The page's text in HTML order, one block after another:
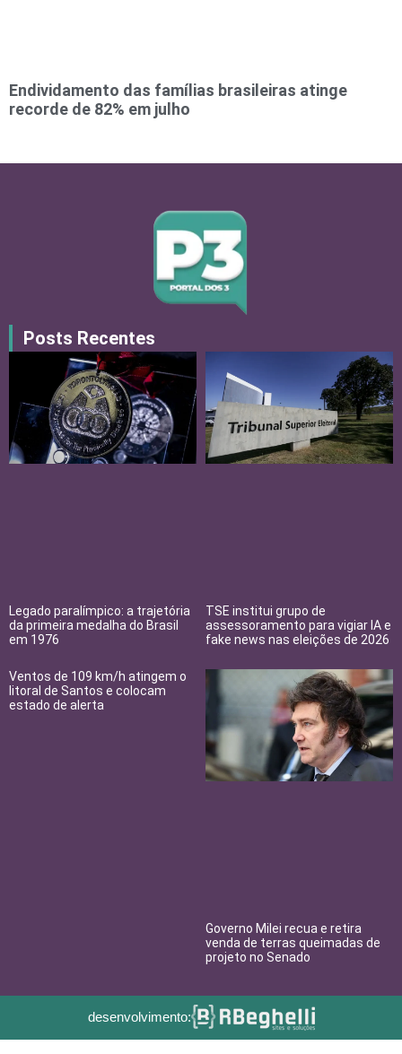
Endividamento das famílias brasileiras atinge
recorde de 82% em julho
Posts Recentes
Legado paralímpico: a trajetória
da primeira medalha do Brasil
em 1976
TSE institui grupo de
assessoramento para vigiar IA e
fake news nas eleições de 2026
Ventos de 109 km/h atingem o
litoral de Santos e colocam
estado de alerta
Governo Milei recua e retira
venda de terras queimadas de
projeto no Senado
desenvolvimento: